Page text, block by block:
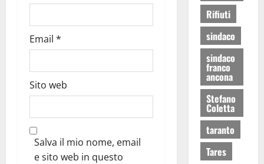
Email *
Sito web
Salva il mio nome, email
e sito web in questo
Rifiuti
sindaco
sindaco
franco
ancona
Stefano
Coletta
taranto
Tares